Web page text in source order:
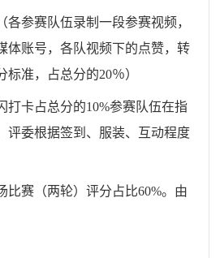
参赛队伍录制一段参赛视频，
体账号，各队视频下的点赞，转
准，占总分的20％）
卡占总分的10%参赛队伍在指
评委根据签到、服装、互动程度
赛（两轮）评分占比60%。由